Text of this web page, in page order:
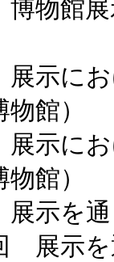
物館展
示にお
館）
示にお
館）
示を
展示